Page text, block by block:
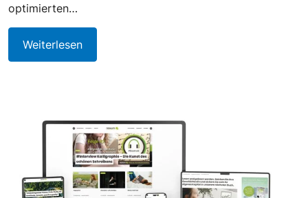
optimierten…
Weiterlesen